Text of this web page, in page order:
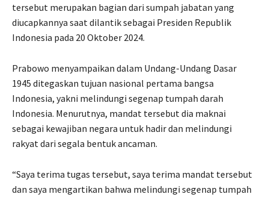
tersebut merupakan bagian dari sumpah jabatan yang
diucapkannya saat dilantik sebagai Presiden Republik
Indonesia pada 20 Oktober 2024.
Prabowo menyampaikan dalam Undang-Undang Dasar
1945 ditegaskan tujuan nasional pertama bangsa
Indonesia, yakni melindungi segenap tumpah darah
Indonesia. Menurutnya, mandat tersebut dia maknai
sebagai kewajiban negara untuk hadir dan melindungi
rakyat dari segala bentuk ancaman.
“Saya terima tugas tersebut, saya terima mandat tersebut
dan saya mengartikan bahwa melindungi segenap tumpah